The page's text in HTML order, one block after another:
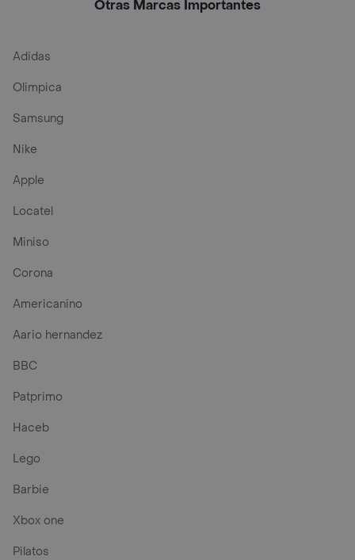
Otras Marcas Importantes
Adidas
Olimpica
Samsung
Nike
Apple
Locatel
Miniso
Corona
Americanino
Aario hernandez
BBC
Patprimo
Haceb
Lego
Barbie
Xbox one
Pilatos